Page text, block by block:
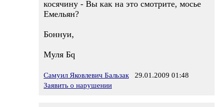
косячину - Вы как на это смотрите, мосье
Емельян?
Боннуи,
Муля Бq
Самуил Яковлевич Бальзак 29.01.2009 01:48
Заявить о нарушении